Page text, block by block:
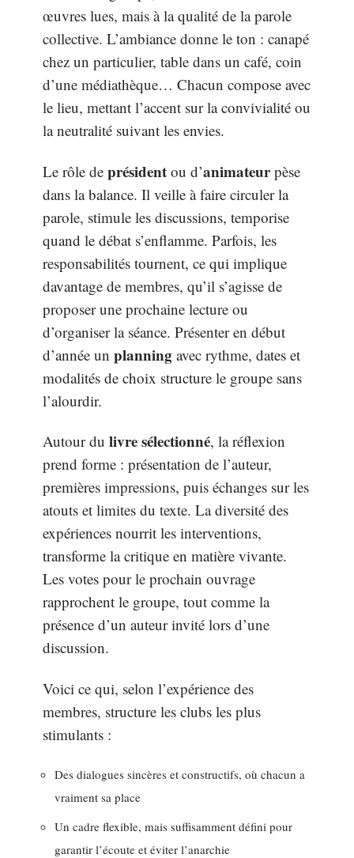
œuvres lues, mais à la qualité de la parole
collective. L’ambiance donne le ton : canapé
chez un particulier, table dans un café, coin
d’une médiathèque… Chacun compose avec
le lieu, mettant l’accent sur la convivialité ou
la neutralité suivant les envies.
Le rôle de président ou d’animateurpèse
dans la balance. Il veille à faire circuler la
parole, stimule les discussions, temporise
quand le débat s’enflamme. Parfois, les
responsabilités tournent, ce qui implique
davantage de membres, qu’il s’agisse de
proposer une prochaine lecture ou
d’organiser la séance. Présenter en début
d’année un planning avec rythme, dates et
modalités de choix structure le groupe sans
l’alourdir.
Autour du livre sélectionné, la réflexion
prend forme : présentation de l’auteur,
premières impressions, puis échanges sur les
atouts et limites du texte. La diversité des
expériences nourrit les interventions,
transforme la critique en matière vivante.
Les votes pour le prochain ouvrage
rapprochent le groupe, tout comme la
présence d’un auteur invité lors d’une
discussion.
Voici ce qui, selon l’expérience des
membres, structure les clubs les plus
stimulants :
Des dialogues sincères et constructifs, où chacun a
vraiment sa place
Un cadre flexible, mais suffisamment défini pour
garantir l’écoute et éviter l’anarchie